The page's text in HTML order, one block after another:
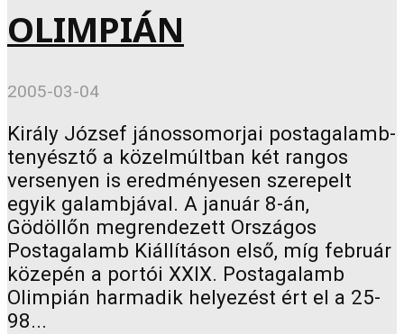
OLIMPIÁN
2005-03-04
Király József jánossomorjai postagalamb-
tenyésztő a közelmúltban két rangos
versenyen is eredményesen szerepelt
egyik galambjával. A január 8-án,
Gödöllőn megrendezett Országos
Postagalamb Kiállításon első, míg február
közepén a portói XXIX. Postagalamb
Olimpián harmadik helyezést ért el a 25-
98...